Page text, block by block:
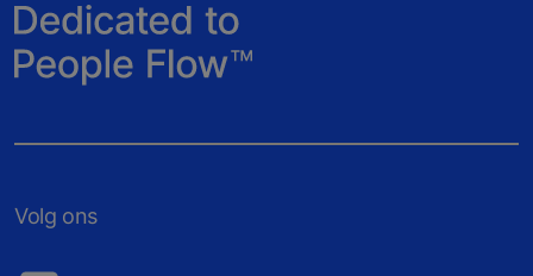
Volg ons